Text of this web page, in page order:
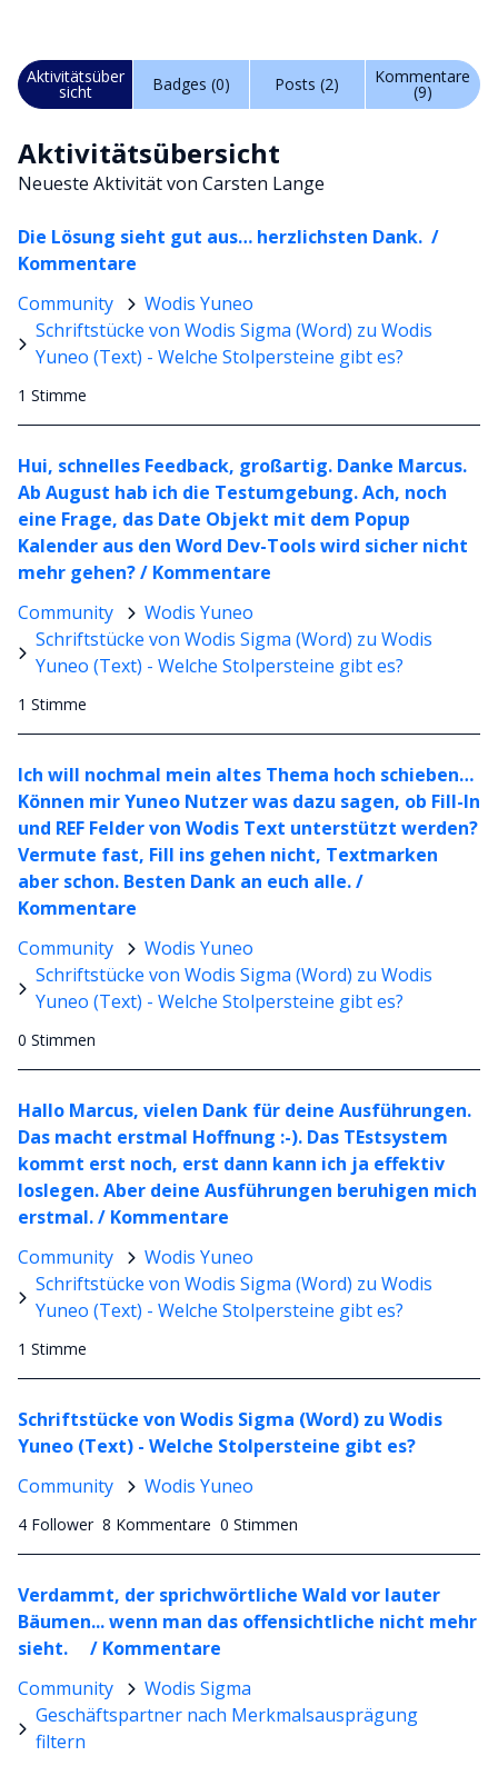
Aktivitätsüber
sicht Badges (0) Posts (2) Kommentare
(9)
Aktivitätsübersicht
Neueste Aktivität von Carsten Lange
Die Lösung sieht gut aus… herzlichsten Dank. /
Kommentare
Community
Wodis Yuneo
Schriftstücke von Wodis Sigma (Word) zu Wodis
Yuneo (Text) - Welche Stolpersteine gibt es?
1 Stimme
Hui, schnelles Feedback, großartig. Danke Marcus.
Ab August hab ich die Testumgebung. Ach, noch
eine Frage, das Date Objekt mit dem Popup
Kalender aus den Word Dev-Tools wird sicher nicht
mehr gehen? / Kommentare
Community
Wodis Yuneo
Schriftstücke von Wodis Sigma (Word) zu Wodis
Yuneo (Text) - Welche Stolpersteine gibt es?
1 Stimme
Ich will nochmal mein altes Thema hoch schieben…
Können mir Yuneo Nutzer was dazu sagen, ob Fill-In
und REF Felder von Wodis Text unterstützt werden?
Vermute fast, Fill ins gehen nicht, Textmarken
aber schon. Besten Dank an euch alle. /
Kommentare
Community
Wodis Yuneo
Schriftstücke von Wodis Sigma (Word) zu Wodis
Yuneo (Text) - Welche Stolpersteine gibt es?
0 Stimmen
Hallo Marcus, vielen Dank für deine Ausführungen.
Das macht erstmal Hoffnung :-). Das TEstsystem
kommt erst noch, erst dann kann ich ja effektiv
loslegen. Aber deine Ausführungen beruhigen mich
erstmal. / Kommentare
Community
Wodis Yuneo
Schriftstücke von Wodis Sigma (Word) zu Wodis
Yuneo (Text) - Welche Stolpersteine gibt es?
1 Stimme
Schriftstücke von Wodis Sigma (Word) zu Wodis
Yuneo (Text) - Welche Stolpersteine gibt es?
Community
Wodis Yuneo
4 Follower 8 Kommentare 0 Stimmen
Verdammt, der sprichwörtliche Wald vor lauter
Bäumen... wenn man das offensichtliche nicht mehr
sieht. / Kommentare
Community
Wodis Sigma
Geschäftspartner nach Merkmalsausprägung
filtern